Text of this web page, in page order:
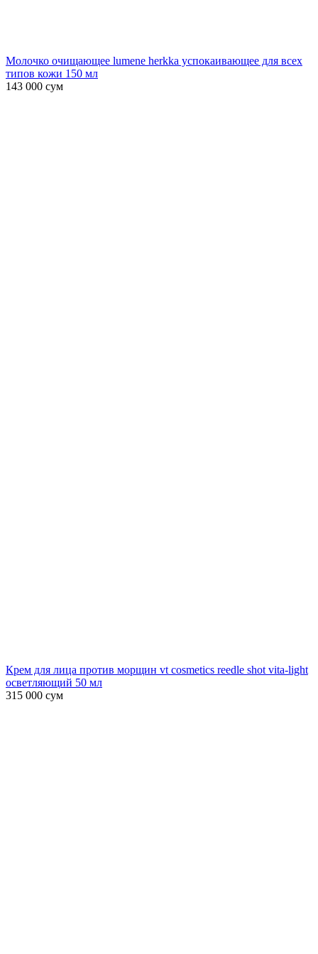
Молочко очищающее lumene herkka успокаивающее для всех
типов кожи 150 мл
143 000 сум
Крем для лица против морщин vt cosmetics reedle shot vita-light
осветляющий 50 мл
315 000 сум